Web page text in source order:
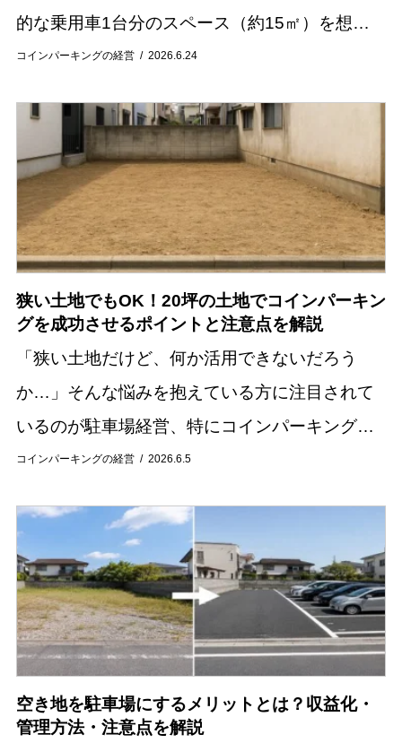
コインパーキングの経営 2026.6.24
的な乗用車1台分のスペース（約15㎡）を想定
した場合、費用相場はおおよそ10万円から40万
ス...
コインパーキングの経営 2026.6.5
狭い土地でもOK！20坪の土地でコインパーキン
グを成功させるポイントと注意点を解説
「狭い土地だけど、何か活用できないだろう
か…」そんな悩みを抱えている方に注目されて
いるのが駐車場経営、特にコインパーキングで
す。20坪前後の狭小地でも、工夫次第で安定し
は、狭い...
空き地を駐車場にするメリットとは？収益化・
管理方法・注意点を解説